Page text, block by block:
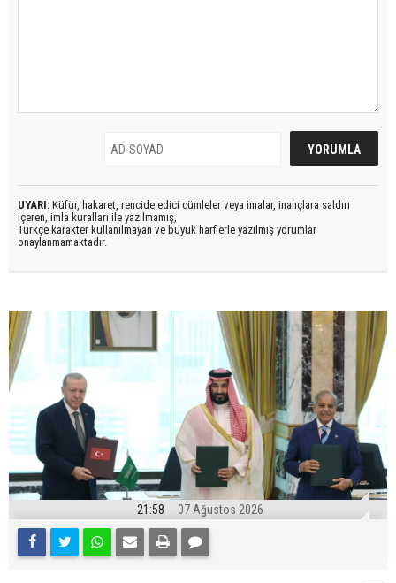
UYARI: Küfür, hakaret, rencide edici cümleler veya imalar, inançlara saldırı
içeren, imla kuralları ile yazılmamış,
Türkçe karakter kullanılmayan ve büyük harflerle yazılmış yorumlar
onaylanmamaktadır.
21:58 07 Ağustos 2026